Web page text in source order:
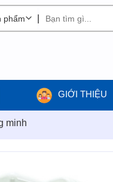
GIỚI THIỆU
minh